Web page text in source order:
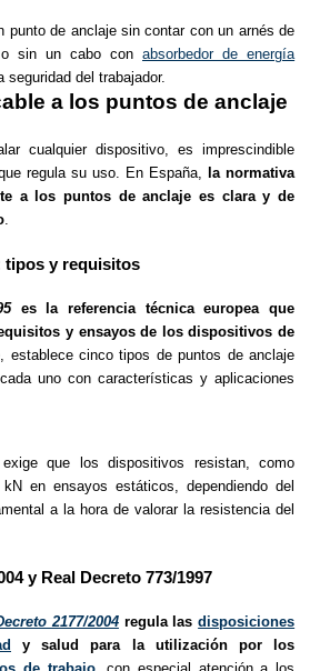
punto de anclaje sin contar con un arnés de
o sin un cabo conabsorbedor de energía
seguridad del trabajador.
a los puntos de anclaje
cualquier dispositivo, es imprescindible
regula su uso. En España,
la normativa
a los puntos de anclaje es clara y de
.
tipos y requisitos
es la referencia técnica europea que
y ensayos de los dispositivos de
establece cinco tipos de puntos de anclaje
uno con características y aplicaciones
que los dispositivos resistan, como
en ensayos estáticos, dependiendo del
a la hora de valorar la resistencia del
y Real Decreto 773/1997
2177/2004regula lasdisposiciones
y salud para la utilización por los